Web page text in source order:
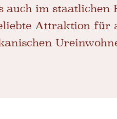
auch im staatlichen
Attraktion für